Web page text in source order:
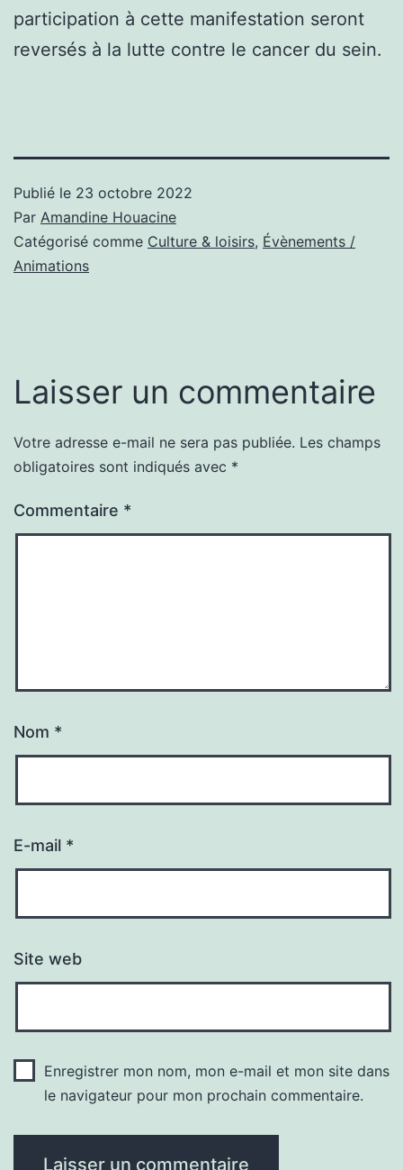
participation à cette manifestation seront
reversés à la lutte contre le cancer du sein.
Publié le 23 octobre 2022
Par Amandine Houacine
Catégorisé comme Culture & loisirs, Évènements /
Animations
Laisser un commentaire
Votre adresse e-mail ne sera pas publiée. Les champs
obligatoires sont indiqués avec *
Commentaire *
Nom *
E-mail *
Site web
Enregistrer mon nom, mon e-mail et mon site dans
le navigateur pour mon prochain commentaire.